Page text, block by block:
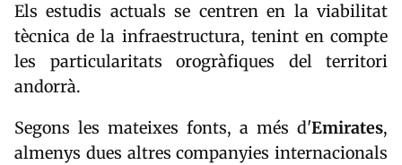
Els estudis actuals se centren en la viabilitat
tècnica de la infraestructura, tenint en compte
les particularitats orogràfiques del territori
andorrà.
Segons les mateixes fonts, a més d'Emirates,
almenys dues altres companyies internacionals